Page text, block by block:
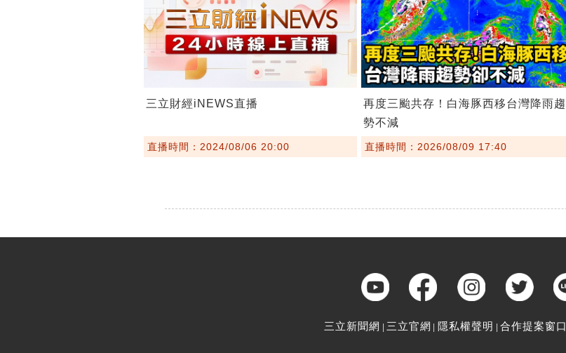
三立財經iNEWS直播
直播時間：2024/08/06 20:00
再度三颱共存！白海豚西移台灣降雨趨
勢不減
直播時間：2026/08/09 17:40
三立新聞網 三立官網 隱私權聲明 合作提案窗口